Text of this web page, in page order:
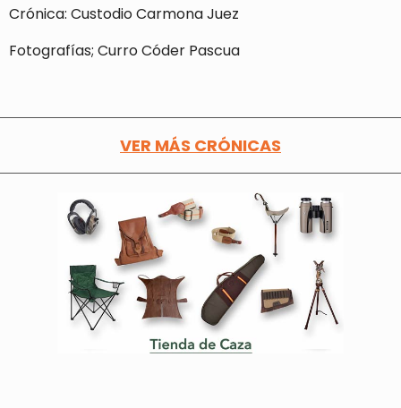
Crónica: Custodio Carmona Juez
Fotografías; Curro Códer Pascua
VER MÁS CRÓNICAS